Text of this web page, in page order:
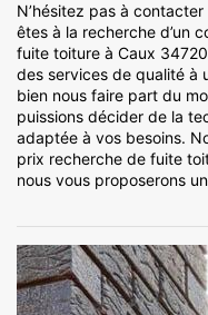
N’hésitez pas à
êtes à la recherche d’un
fuite toiture à Caux
des services de qualité à
bien nous faire part du
puissions décider de la
adaptée à vos besoins.
prix recherche de fuite
nous vous proposerons